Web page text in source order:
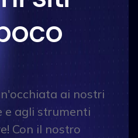
ai nostri
agli strumenti
Con il nostro